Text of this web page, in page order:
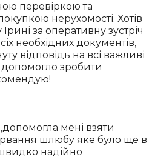
перевіркою та
нерухомості. Хотів
за оперативну зустріч
необхідних документів,
відповідь на всі важливі
зробити
мені взяти
шлюбу яке було ще в
надійно